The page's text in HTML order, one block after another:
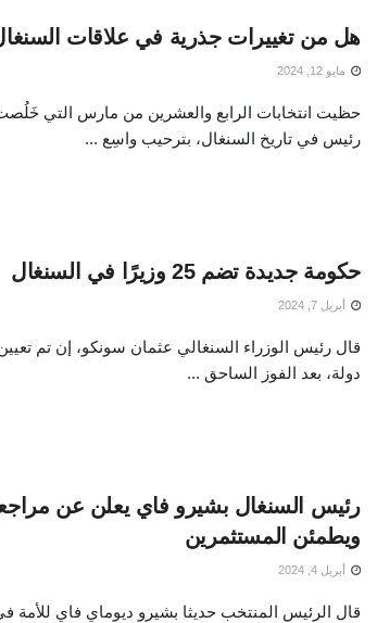
هل من تغييرات جذرية في علاقات
مايو 12, 2024
حظيت انتخابات الرابع والعشرين من مارس التي
رئيس في تاريخ السنغال، بترحيب واسِع ...
حكومة جديدة تضم 25 وزيرًا في السنغال
أبريل 7, 2024
دولة، بعد الفوز الساحق ...
رئيس السنغال بشيرو فاي يعلن عن
ويطمئن المستثمرين
أبريل 4, 2024
قال الرئيس المنتخب حديثا بشيرو ديوماي فاي